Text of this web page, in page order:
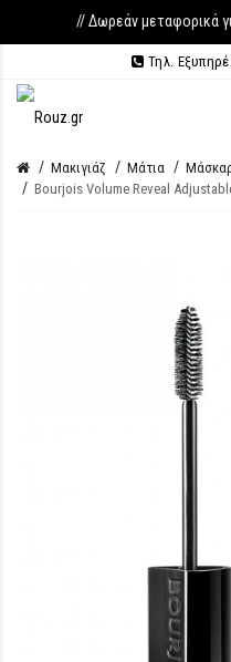
// Δωρεάν μεταφορικά
Τηλ.
Μακιγιάζ Μάτια
Bourjois Volume Reveal